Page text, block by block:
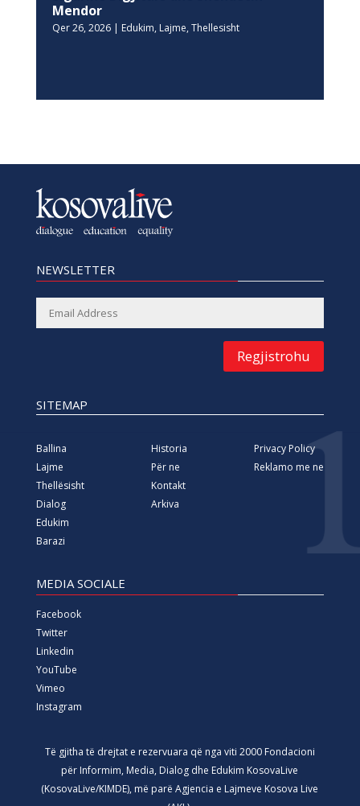
Mendor
Qer 26, 2026| Edukim, Lajme, Thellesisht
NEWSLETTER
Regjistrohu
SITEMAP
Ballina
Lajme
Thellësisht
Dialog
Edukim
Barazi
Historia
Për ne
Kontakt
Arkiva
Privacy Policy
Reklamo me ne
MEDIA SOCIALE
Facebook
Twitter
Linkedin
YouTube
Vimeo
Instagram
Të gjitha të drejtat e rezervuara që nga viti 2000 Fondacioni
për Informim, Media, Dialog dhe Edukim KosovaLive
(KosovaLive/KIMDE), më parë Agjencia e Lajmeve Kosova Live